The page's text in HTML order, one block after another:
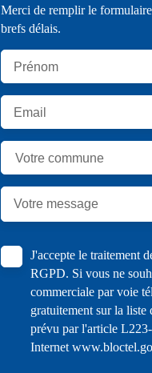
Merci de remplir le
brefs délais.
Prénom
Email
Votre commune
Votre message
J'accepte le traitement
RGPD. Si vous ne
commerciale par voie
gratuitement sur la liste
prévu par l'article
Internet